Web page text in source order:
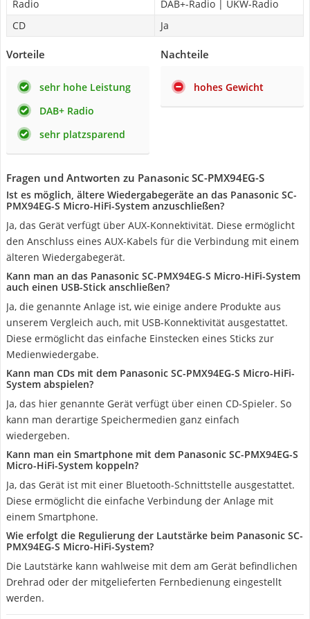
Radio
DAB+-Radio | UKW-Radio
CD
Ja
Vorteile
sehr hohe Leistung
DAB+ Radio
sehr platzsparend
Nachteile
hohes Gewicht
Fragen und Antworten zu Panasonic SC-PMX94EG-S
Ist es möglich, ältere Wiedergabegeräte an das Panasonic SC-
PMX94EG-S Micro-HiFi-System anzuschließen?
Ja, das Gerät verfügt über AUX-Konnektivität. Diese ermöglicht
den Anschluss eines AUX-Kabels für die Verbindung mit einem
älteren Wiedergabegerät.
Kann man an das Panasonic SC-PMX94EG-S Micro-HiFi-System
auch einen USB-Stick anschließen?
Ja, die genannte Anlage ist, wie einige andere Produkte aus
unserem Vergleich auch, mit USB-Konnektivität ausgestattet.
Diese ermöglicht das einfache Einstecken eines Sticks zur
Medienwiedergabe.
Kann man CDs mit dem Panasonic SC-PMX94EG-S Micro-HiFi-
System abspielen?
Ja, das hier genannte Gerät verfügt über einen CD-Spieler. So
kann man derartige Speichermedien ganz einfach
wiedergeben.
Kann man ein Smartphone mit dem Panasonic SC-PMX94EG-S
Micro-HiFi-System koppeln?
Ja, das Gerät ist mit einer Bluetooth-Schnittstelle ausgestattet.
Diese ermöglicht die einfache Verbindung der Anlage mit
einem Smartphone.
Wie erfolgt die Regulierung der Lautstärke beim Panasonic SC-
PMX94EG-S Micro-HiFi-System?
Die Lautstärke kann wahlweise mit dem am Gerät befindlichen
Drehrad oder der mitgelieferten Fernbedienung eingestellt
werden.